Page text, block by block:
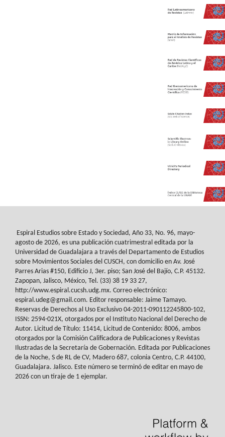
Espiral Estudios sobre Estado y Sociedad, Año 33, No. 96, mayo-
agosto de 2026, es una publicación cuatrimestral editada por la
Universidad de Guadalajara a través del Departamento de Estudios
sobre Movimientos Sociales del CUSCH , con domicilio en Av. José
Parres Arias #150, Edificio J, 3er. piso; San José del Bajío, C.P. 45132.
Zapopan, Jalisco, México, Tel. (33) 38 19 33 27,
http://www.espiral.cucsh.udg.mx. Correo electrónico:
espiral.udeg@gmail.com. Editor responsable: Jaime Tamayo.
Reservas de Derechos al Uso Exclusivo 04-2011-090112245800-102,
ISSN: 2594-021X, otorgados por el Instituto Nacional del Derecho de
Autor. Licitud de Título: 11414, Licitud de Contenido: 8006, ambos
otorgados por la Comisión Calificadora de Publicaciones y Revistas
Ilustradas de la Secretaría de Gobernación. Editada por Publicaciones
de la Noche, S de RL de CV, Madero 687, colonia Centro, C.P. 44100,
Guadalajara. Jalisco. Este número se terminó de editar en mayo de
2026 con un tiraje de 1 ejemplar.